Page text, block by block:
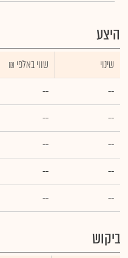
היצע
שינוי ₪ שווי באלפי
--
--
--
--
--
--
--
--
--
--
ביקוש